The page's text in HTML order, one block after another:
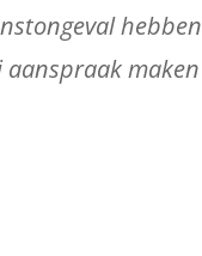
hebben
maken